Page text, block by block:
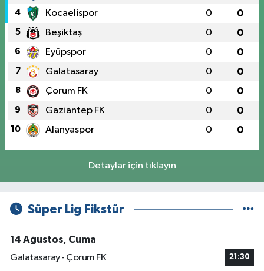
4 Kocaelispor 0 0
5 Beşiktaş 0 0
6 Eyüpspor 0 0
7 Galatasaray 0 0
8 Çorum FK 0 0
9 Gaziantep FK 0 0
10 Alanyaspor 0 0
Detaylar için tıklayın
Süper Lig Fikstür
14 Ağustos, Cuma
Galatasaray - Çorum FK
21:30